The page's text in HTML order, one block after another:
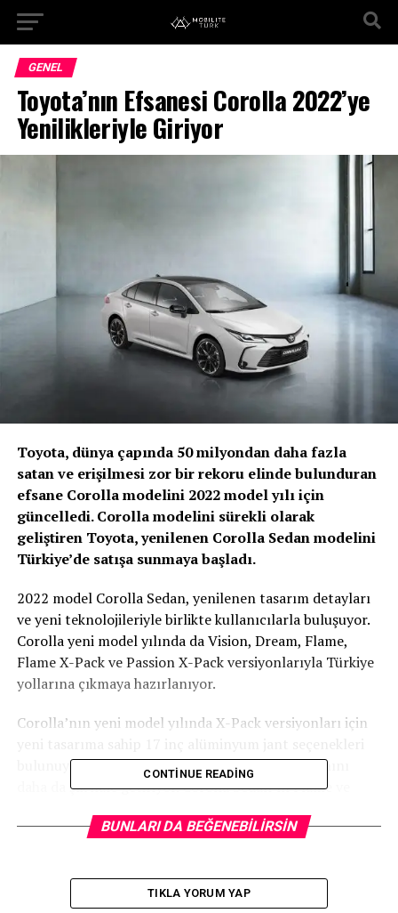
GENEL
Toyota’nın Efsanesi Corolla 2022’ye
Yenilikleriyle Giriyor
Toyota, dünya çapında 50 milyondan daha fazla
satan ve erişilmesi zor bir rekoru elinde bulunduran
efsane Corolla modelini 2022 model yılı için
güncelledi. Corolla modelini sürekli olarak
geliştiren Toyota, yenilenen Corolla Sedan modelini
Türkiye’de satışa sunmaya başladı.
2022 model Corolla Sedan, yenilenen tasarım detayları
ve yeni teknolojileriyle birlikte kullanıcılarla buluşuyor.
Corolla yeni model yılında da Vision, Dream, Flame,
Flame X-Pack ve Passion X-Pack versiyonlarıyla Türkiye
yollarına çıkmaya hazırlanıyor.
Corolla’nın yeni model yılında X-Pack versiyonları için
bulunuyor. Yeni jantlar, Corolla Sedan’ın tasarımını
daha da şık hale getiriyor. Corolla Sedan’ın Flame ve
özelliği ile kabinde daha zarif bir atmosfer elde ediliyor.
CONTINUE READING
BUNLARI DA BEĞENEBILIRSIN
TIKLA YORUM YAP